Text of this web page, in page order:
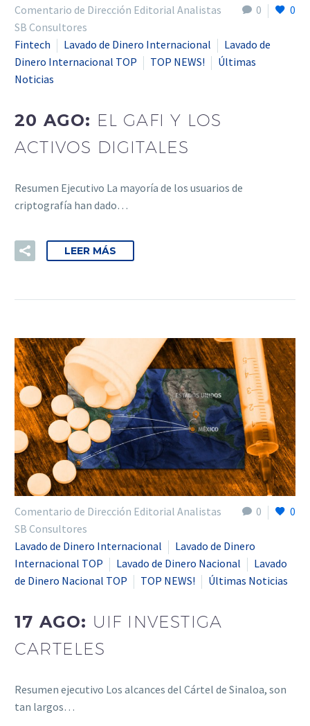
0 0
Comentario de Dirección Editorial Analistas
SB Consultores
Fintech
Lavado de Dinero Internacional
Lavado de
Dinero Internacional TOP
TOP NEWS!
Últimas
Noticias
20 AGO: EL GAFI Y LOS
ACTIVOS DIGITALES
Resumen Ejecutivo La mayoría de los usuarios de
criptografía han dado…
LEER MÁS
0 0
Comentario de Dirección Editorial Analistas
SB Consultores
Lavado de Dinero Internacional
Lavado de Dinero
Internacional TOP
Lavado de Dinero Nacional
Lavado
de Dinero Nacional TOP
TOP NEWS! Últimas Noticias
17 AGO: UIF INVESTIGA
CARTELES
Resumen ejecutivo Los alcances del Cártel de Sinaloa, son
tan largos…